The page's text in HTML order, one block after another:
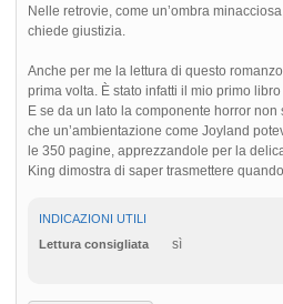
Nelle retrovie, come un’ombra
chiede giustizia.
Anche per me la lettura di questo
prima volta. È stato infatti il mio primo
E se da un lato la componente horror
che un’ambientazione come Joyland
le 350 pagine, apprezzandole per la
King dimostra di saper trasmettere
INDICAZIONI UTILI
Lettura consigliata
sì